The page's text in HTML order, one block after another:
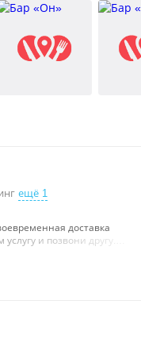
ещё 1
доставка
и позвони другу.…